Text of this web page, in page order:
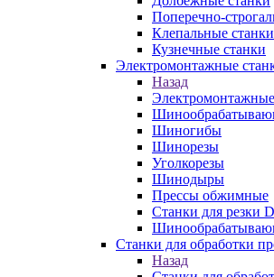
Поперечно-
Клепальные станки
Кузнечные станки
Электромонтажные
Назад
Шиногибы
Шинорезы
Уголкорезы
Шинодыры
Прессы обжимные
Станки для резки
Станки для обработки
Назад